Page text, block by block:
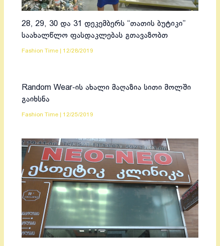
28, 29, 30 და 31 დეკემბერს “თათის ბუტიკი”
საახალწლო ფასდაკლებას გთავაზობთ
Fashion Time |12/28/2019
Random Wear-ის ახალი მაღაზია სითი მოლში
გაიხსნა
Fashion Time |12/25/2019